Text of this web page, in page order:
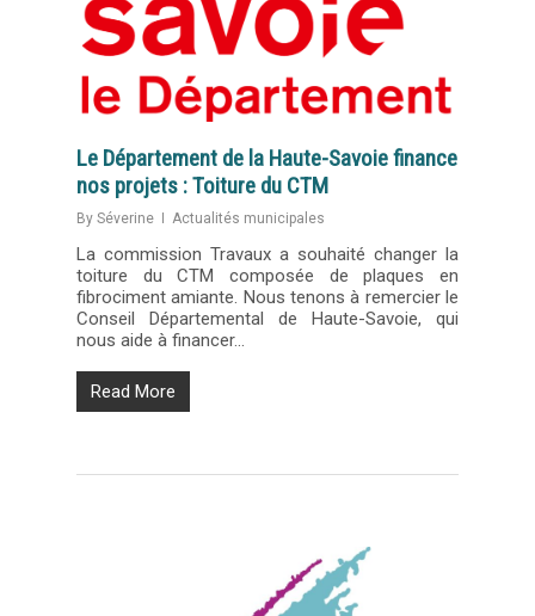
Le Département de la Haute-Savoie finance
nos projets : Toiture du CTM
By Séverine Actualités municipales
La commission Travaux a souhaité changer la
toiture du CTM composée de plaques en
fibrociment amiante. Nous tenons à remercier le
Conseil Départemental de Haute-Savoie, qui
nous aide à financer…
Read More